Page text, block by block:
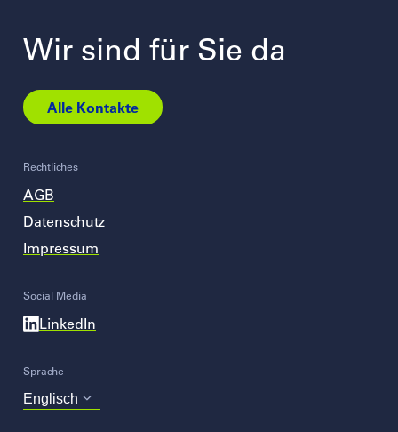
Wir sind für Sie da
Alle Kontakte
Rechtliches
AGB
Datenschutz
Impressum
Social Media
LinkedIn
Sprache
Choose